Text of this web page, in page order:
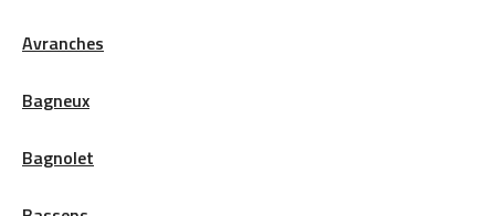
Avranches
Bagneux
Bagnolet